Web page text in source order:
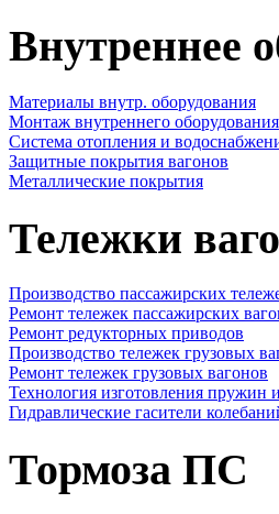
Внутреннее
Материалы внутр. оборудования
Монтаж внутреннего оборудования
Cистема отопления и
Защитные покрытия вагонов
Металлические покрытия
Тележки
Производство пассажирских
Ремонт тележек пассажирских
Ремонт редукторных приводов
Производство тележек грузовых
Ремонт тележек грузовых вагонов
Технология изготовления пружин
Гидравлические гасители
Тормоза ПС